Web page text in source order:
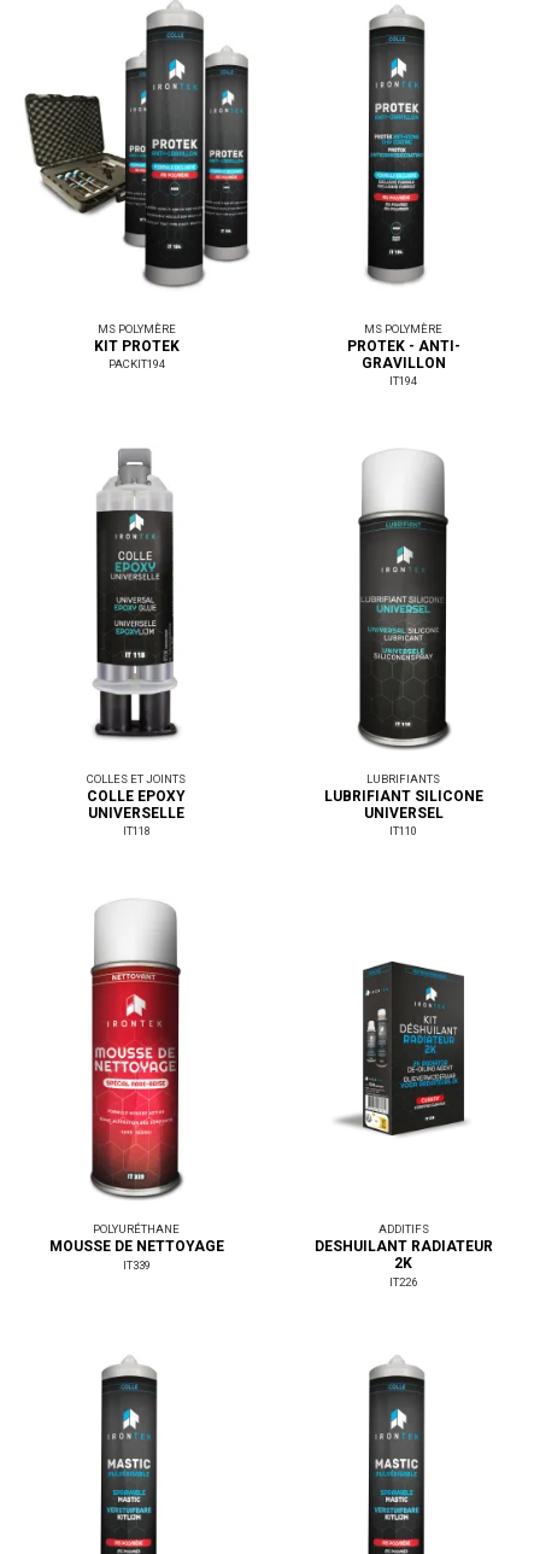
MS POLYMÈRE
KIT PROTEK
PACKIT194
MS POLYMÈRE
PROTEK - ANTI-
GRAVILLON
IT194
COLLES ET JOINTS
COLLE EPOXY
UNIVERSELLE
IT118
LUBRIFIANTS
LUBRIFIANT SILICONE
UNIVERSEL
IT110
POLYURÉTHANE
MOUSSE DE NETTOYAGE
IT339
ADDITIFS
DESHUILANT RADIATEUR
2K
IT226